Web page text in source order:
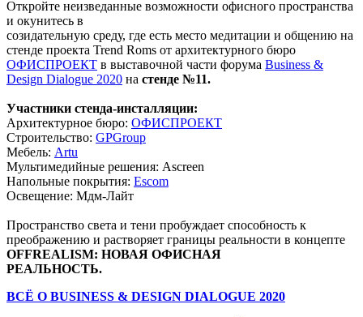
Откройте неизведанные возможности офисного пространства
и окунитесь в
созидательную среду, где есть место медитации и общению на
стенде проекта Trend Roms от архитектурного бюро
ОФИСПРОЕКТ в выставочной части форума Business &
Design Dialogue 2020 на стенде №11.
Участники стенда-инсталляции:
Архитектурное бюро: ОФИСПРОЕКТ
Строительство: GPGroup
Мебель: Artu
Мультимедийные решения: Ascreen
Напольные покрытия: Escom
Освещение: Мдм-Лайт
Пространство света и тени пробуждает способность к
преображению и растворяет границы реальности в концепте
OFFREALISM: НОВАЯ ОФИСНАЯ
РЕАЛЬНОСТЬ.
ВСЁ О BUSINESS & DESIGN DIALOGUE 2020